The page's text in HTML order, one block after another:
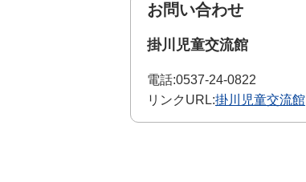
お問い合わせ
掛川児童交流館
電話:0537-24-0822
リンクURL:掛川児童交流館